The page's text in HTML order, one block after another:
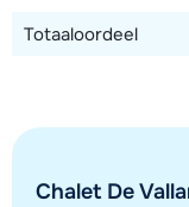
Totaaloordeel
Chalet De